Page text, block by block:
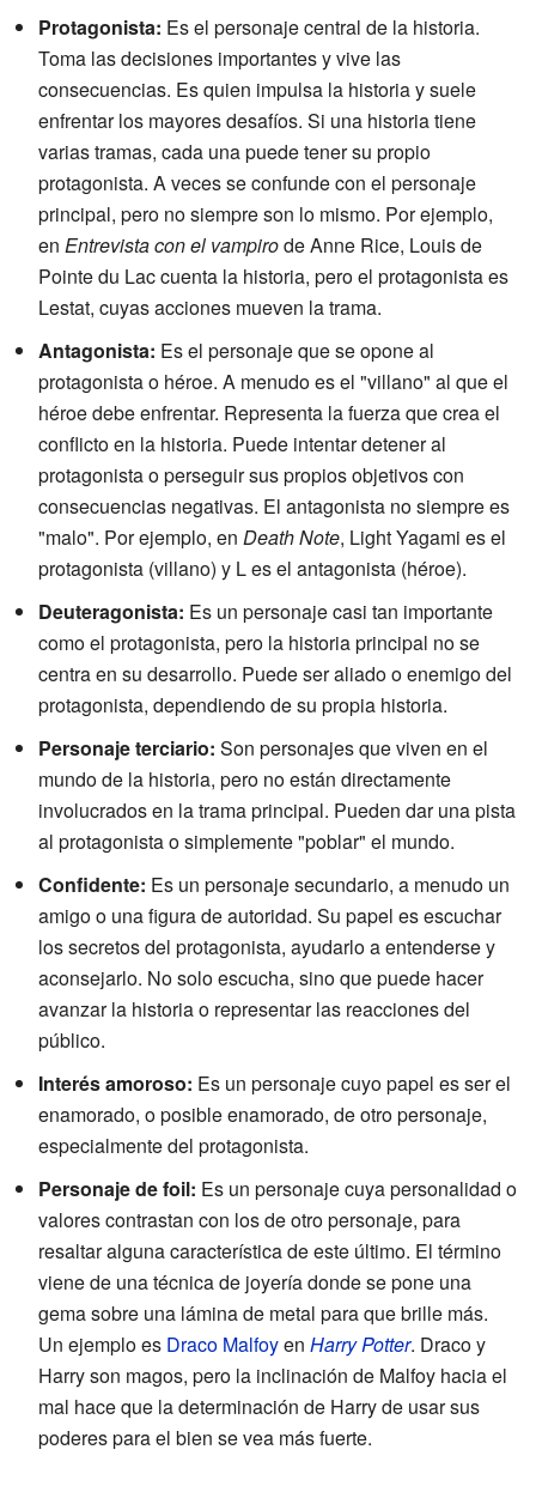
Protagonista: Es el personaje central de la historia.
Toma las decisiones importantes y vive las
consecuencias. Es quien impulsa la historia y suele
enfrentar los mayores desafíos. Si una historia tiene
varias tramas, cada una puede tener su propio
protagonista. A veces se confunde con el personaje
principal, pero no siempre son lo mismo. Por ejemplo,
en Entrevista con el vampirode Anne Rice, Louis de
Pointe du Lac cuenta la historia, pero el protagonista es
Lestat, cuyas acciones mueven la trama.
Antagonista: Es el personaje que se opone al
protagonista o héroe. A menudo es el "villano" al que el
héroe debe enfrentar. Representa la fuerza que crea el
conflicto en la historia. Puede intentar detener al
protagonista o perseguir sus propios objetivos con
consecuencias negativas. El antagonista no siempre es
"malo". Por ejemplo, en Death Note, Light Yagami es el
protagonista (villano) y L es el antagonista (héroe).
Deuteragonista: Es un personaje casi tan importante
como el protagonista, pero la historia principal no se
centra en su desarrollo. Puede ser aliado o enemigo del
protagonista, dependiendo de su propia historia.
Personaje terciario: Son personajes que viven en el
mundo de la historia, pero no están directamente
involucrados en la trama principal. Pueden dar una pista
al protagonista o simplemente "poblar" el mundo.
Confidente: Es un personaje secundario, a menudo un
amigo o una figura de autoridad. Su papel es escuchar
los secretos del protagonista, ayudarlo a entenderse y
aconsejarlo. No solo escucha, sino que puede hacer
avanzar la historia o representar las reacciones del
público.
Interés amoroso: Es un personaje cuyo papel es ser el
enamorado, o posible enamorado, de otro personaje,
especialmente del protagonista.
Personaje de foil: Es un personaje cuya personalidad o
valores contrastan con los de otro personaje, para
resaltar alguna característica de este último. El término
viene de una técnica de joyería donde se pone una
gema sobre una lámina de metal para que brille más.
Un ejemplo es Draco Malfoyen Harry Potter. Draco y
Harry son magos, pero la inclinación de Malfoy hacia el
mal hace que la determinación de Harry de usar sus
poderes para el bien se vea más fuerte.